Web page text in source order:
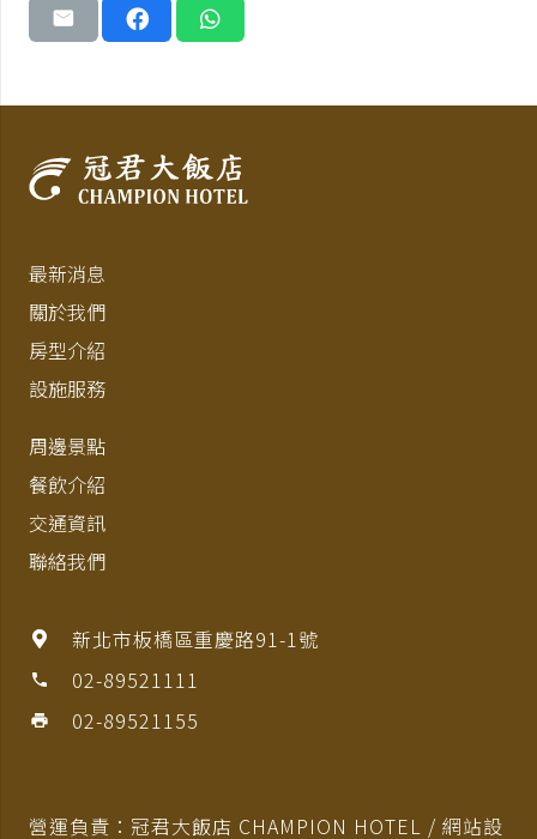
最新消息
關於我們
房型介紹
設施服務
周邊景點
餐飲介紹
交通資訊
聯絡我們
新北市板橋區重慶路91-1號
phone 02-89521111
print 02-89521155
營運負責：冠君大飯店 CHAMPION HOTEL / 網站設